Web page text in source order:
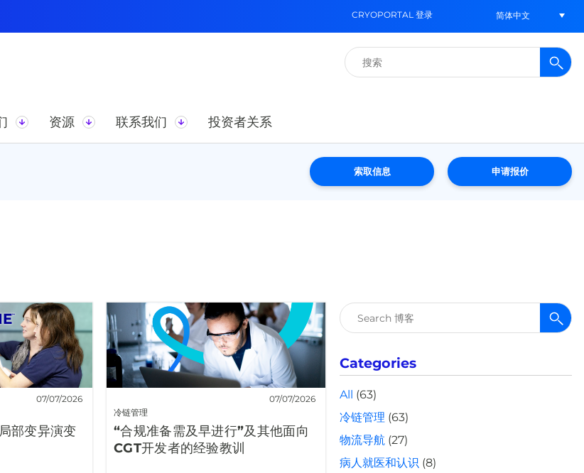
CRYOPORTAL 登录 简体中文
搜
索：
资源 联系我们 投资者关系
索取信息 申请报价
07/07/2026
部变异演变
冷链管理
07/07/2026
“合规准备需及早进行”及其他面向
CGT开发者的经验教训
搜
索：
Categories
All (63)
冷链管理 (63)
物流导航(27)
病人就医和认识 (8)